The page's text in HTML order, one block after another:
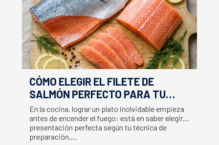
CÓMO ELEGIR EL FILETE DE
SALMÓN PERFECTO PARA TU
RECETA
En la cocina, lograr un plato inolvidable empieza
antes de encender el fuego: está en saber elegir la
presentación perfecta según tu técnica de
preparación.…